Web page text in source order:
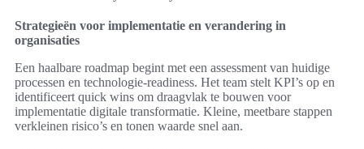
Strategieën voor implementatie en verandering in
organisaties
Een haalbare roadmap begint met een assessment van huidige
processen en technologie-readiness. Het team stelt KPI’s op en
identificeert quick wins om draagvlak te bouwen voor
implementatie digitale transformatie. Kleine, meetbare stappen
verkleinen risico’s en tonen waarde snel aan.